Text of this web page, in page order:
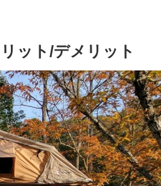
ット/デメリット